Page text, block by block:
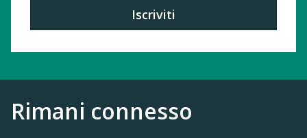
Iscriviti
Rimani connesso